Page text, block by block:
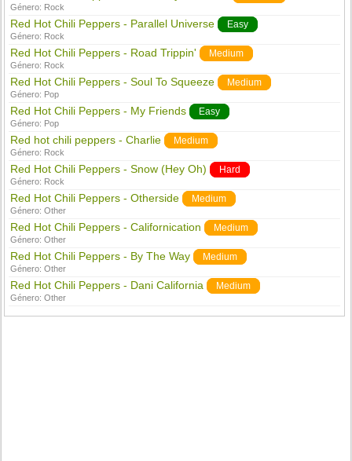
Género: Rock
Red Hot Chili Peppers - Parallel Universe Easy
Género: Rock
Red Hot Chili Peppers - Road Trippin' Medium
Género: Rock
Red Hot Chili Peppers - Soul To Squeeze Medium
Género: Pop
Red Hot Chili Peppers - My Friends Easy
Género: Pop
Red hot chili peppers - Charlie Medium
Género: Rock
Red Hot Chili Peppers - Snow (Hey Oh) Hard
Género: Rock
Red Hot Chili Peppers - Otherside Medium
Género:Other
Red Hot Chili Peppers - Californication Medium
Género:Other
Red Hot Chili Peppers - By The Way Medium
Género:Other
Red Hot Chili Peppers - Dani California Medium
Género:Other